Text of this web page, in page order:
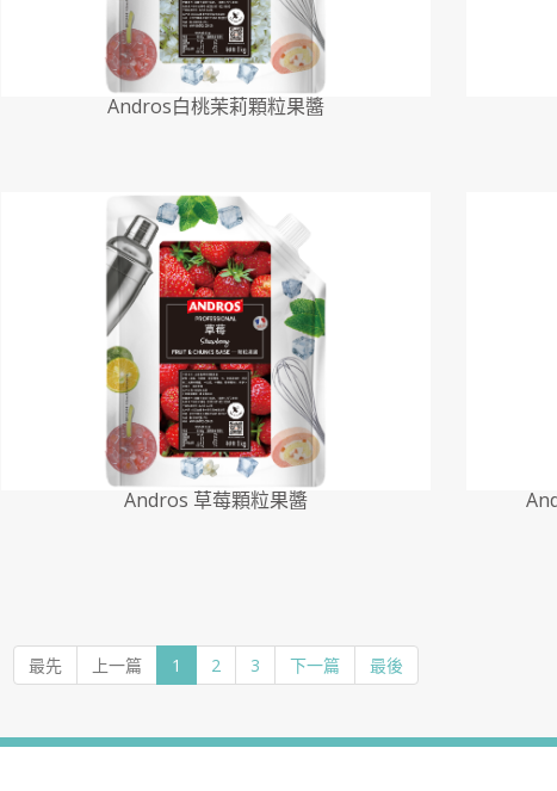
Andros白桃茉莉顆粒果醬
Andros 草莓顆粒果醬
最先 上一篇 1 2 3 下一篇 最後